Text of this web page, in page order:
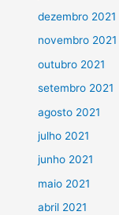
dezembro 2021
novembro 2021
outubro 2021
setembro 2021
agosto 2021
julho 2021
junho 2021
maio 2021
abril 2021